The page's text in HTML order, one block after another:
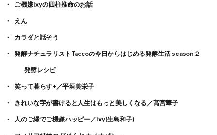
ご機嫌ixyの四柱推命のお話
えん
カラダと話そう
発酵ナチュラリストTaccoの今日からはじめる発酵生活 season２
発酵レシピ
笑って暮らす+／平垣美栄子
きれいな字が書けると人生はもっと美しくなる／高宮華子
人のご縁でご機嫌ハッピー／ixy(生島和子)